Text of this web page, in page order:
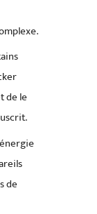
de le
de